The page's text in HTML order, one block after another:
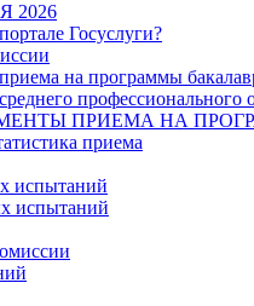
2026
Госуслуги?
на программы
профессионального
ПРИЕМА НА
приема
испытаний
испытаний